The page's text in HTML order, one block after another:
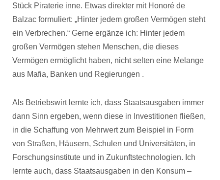
Stück Piraterie inne. Etwas direkter mit Honoré de
Balzac formuliert: „Hinter jedem großen Vermögen steht
ein Verbrechen.“ Gerne ergänze ich: Hinter jedem
großen Vermögen stehen Menschen, die dieses
Vermögen ermöglicht haben, nicht selten eine Melange
aus Mafia, Banken und Regierungen .
Als Betriebswirt lernte ich, dass Staatsausgaben immer
dann Sinn ergeben, wenn diese in Investitionen fließen,
in die Schaffung von Mehrwert zum Beispiel in Form
von Straßen, Häusern, Schulen und Universitäten, in
Forschungsinstitute und in Zukunftstechnologien. Ich
lernte auch, dass Staatsausgaben in den Konsum –